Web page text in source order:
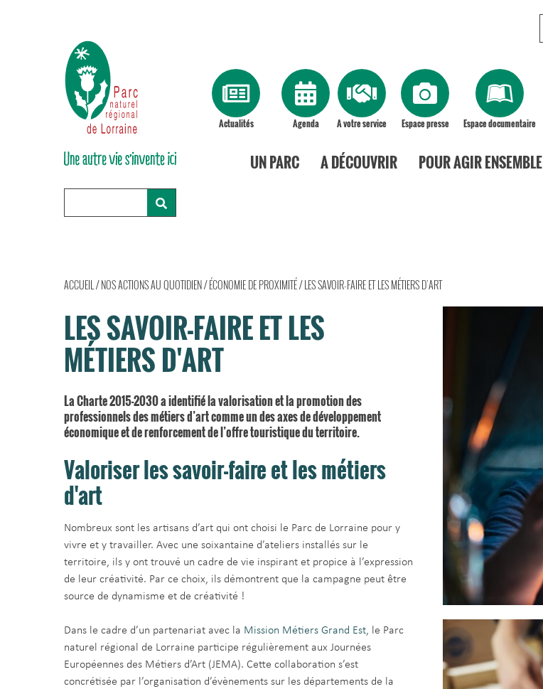
Actualités Agenda A votre service Espace presse Espace documentaire
UN PARC A DÉCOUVRIR POUR AGIR ENSEMBLE
ACCUEIL /NOS ACTIONS AU QUOTIDIEN/ÉCONOMIE DE PROXIMITÉ/LES SAVOIR-FAIRE ET LES MÉTIERS D’ART
LES SAVOIR-FAIRE ET LES
MÉTIERS D'ART
La Charte 2015-2030 a identifié la valorisation et la promotion des
professionnels des métiers d’art comme un des axes de développement
économique et de renforcement de l’offre touristique du territoire.
Valoriser les savoir-faire et les métiers
d'art
Nombreux sont les artisans d’art qui ont choisi le Parc de Lorraine pour y
vivre et y travailler. Avec une soixantaine d’ateliers installés sur le
territoire, ils y ont trouvé un cadre de vie inspirant et propice à l’expression
de leur créativité. Par ce choix, ils démontrent que la campagne peut être
source de dynamisme et de créativité !
Dans le cadre d’un partenariat avec la Mission Métiers Grand Est, le Parc
naturel régional de Lorraine participe régulièrement aux Journées
Européennes des Métiers d’Art (JEMA). Cette collaboration s’est
concrétisée par l’organisation d’évènements sur les départements de la